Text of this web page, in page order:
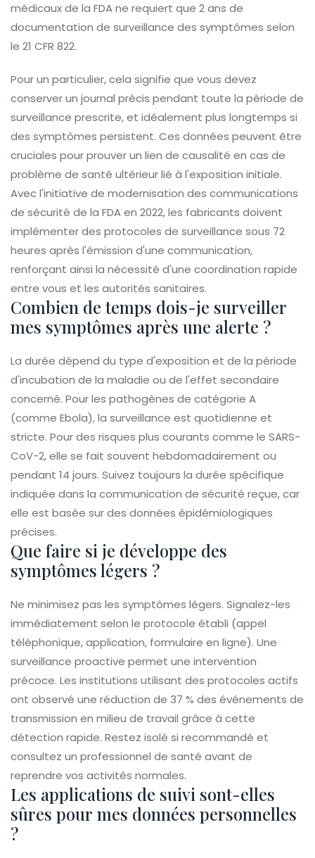
médicaux de la FDA ne requiert que 2 ans de
documentation de surveillance des symptômes selon
le 21 CFR 822.
Pour un particulier, cela signifie que vous devez
conserver un journal précis pendant toute la période de
surveillance prescrite, et idéalement plus longtemps si
des symptômes persistent. Ces données peuvent être
cruciales pour prouver un lien de causalité en cas de
problème de santé ultérieur lié à l'exposition initiale.
Avec l'initiative de modernisation des communications
de sécurité de la FDA en 2022, les fabricants doivent
implémenter des protocoles de surveillance sous 72
heures après l'émission d'une communication,
renforçant ainsi la nécessité d'une coordination rapide
entre vous et les autorités sanitaires.
Combien de temps dois-je surveiller
mes symptômes après une alerte ?
La durée dépend du type d'exposition et de la période
d'incubation de la maladie ou de l'effet secondaire
concerné. Pour les pathogènes de catégorie A
(comme Ebola), la surveillance est quotidienne et
stricte. Pour des risques plus courants comme le SARS-
CoV-2, elle se fait souvent hebdomadairement ou
pendant 14 jours. Suivez toujours la durée spécifique
indiquée dans la communication de sécurité reçue, car
elle est basée sur des données épidémiologiques
précises.
Que faire si je développe des
symptômes légers ?
Ne minimisez pas les symptômes légers. Signalez-les
immédiatement selon le protocole établi (appel
téléphonique, application, formulaire en ligne). Une
surveillance proactive permet une intervention
précoce. Les institutions utilisant des protocoles actifs
ont observé une réduction de 37 % des événements de
transmission en milieu de travail grâce à cette
détection rapide. Restez isolé si recommandé et
consultez un professionnel de santé avant de
reprendre vos activités normales.
Les applications de suivi sont-elles
sûres pour mes données personnelles
?